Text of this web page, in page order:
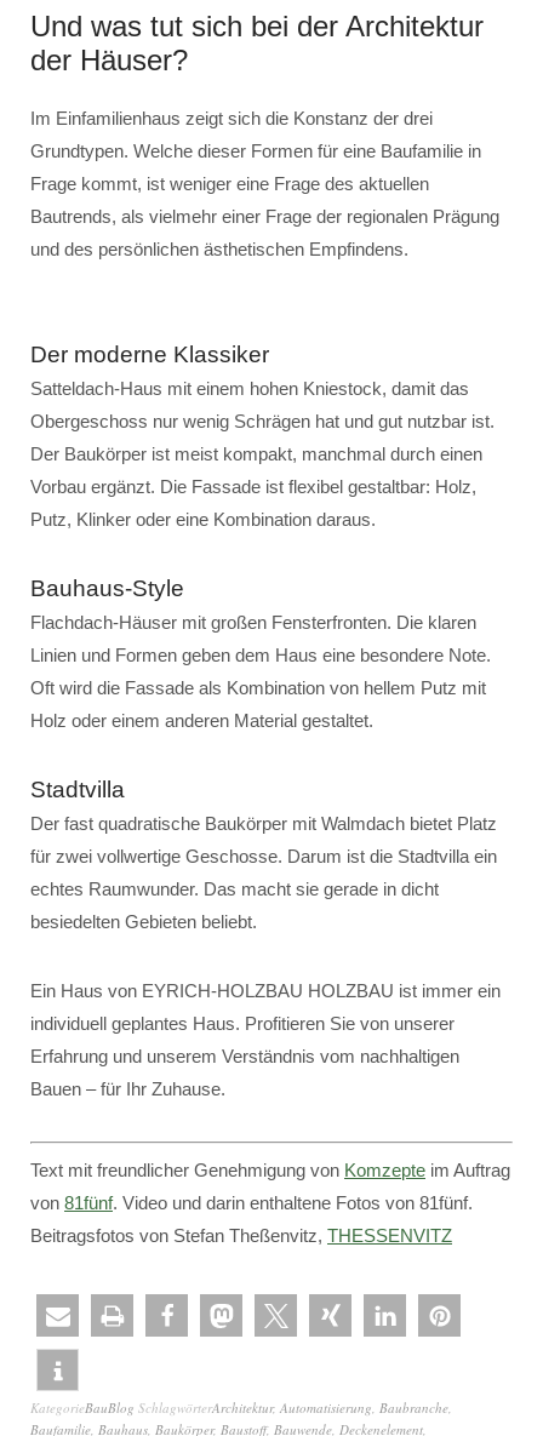
Und was tut sich bei der Architektur
der Häuser?
Im Einfamilienhaus zeigt sich die Konstanz der drei
Grundtypen. Welche dieser Formen für eine Baufamilie in
Frage kommt, ist weniger eine Frage des aktuellen
Bautrends, als vielmehr einer Frage der regionalen Prägung
und des persönlichen ästhetischen Empfindens.
Der moderne Klassiker
Satteldach-Haus mit einem hohen Kniestock, damit das
Obergeschoss nur wenig Schrägen hat und gut nutzbar ist.
Der Baukörper ist meist kompakt, manchmal durch einen
Vorbau ergänzt. Die Fassade ist flexibel gestaltbar: Holz,
Putz, Klinker oder eine Kombination daraus.
Bauhaus-Style
Flachdach-Häuser mit großen Fensterfronten. Die klaren
Linien und Formen geben dem Haus eine besondere Note.
Oft wird die Fassade als Kombination von hellem Putz mit
Holz oder einem anderen Material gestaltet.
Stadtvilla
Der fast quadratische Baukörper mit Walmdach bietet Platz
für zwei vollwertige Geschosse. Darum ist die Stadtvilla ein
echtes Raumwunder. Das macht sie gerade in dicht
besiedelten Gebieten beliebt.
Ein Haus von EYRICH-HOLZBAU HOLZBAU ist immer ein
individuell geplantes Haus. Profitieren Sie von unserer
Erfahrung und unserem Verständnis vom nachhaltigen
Bauen – für Ihr Zuhause.
Text mit freundlicher Genehmigung von Komzepte im Auftrag
von 81fünf. Video und darin enthaltene Fotos von 81fünf.
Beitragsfotos von Stefan Theßenvitz, THESSENVITZ
KategorieBauBlog SchlagwörterArchitektur, Automatisierung, Baubranche,
Baufamilie, Bauhaus, Baukörper, Baustoff, Bauwende, Deckenelement,